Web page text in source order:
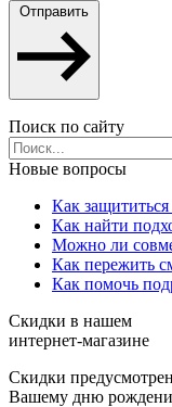
Отправить
Поиск по сайту
Новые вопросы
Как защититься
Как найти
Можно ли
Как пережить
Как помочь
Скидки в нашем
интернет-магазине
Скидки
Вашему дню